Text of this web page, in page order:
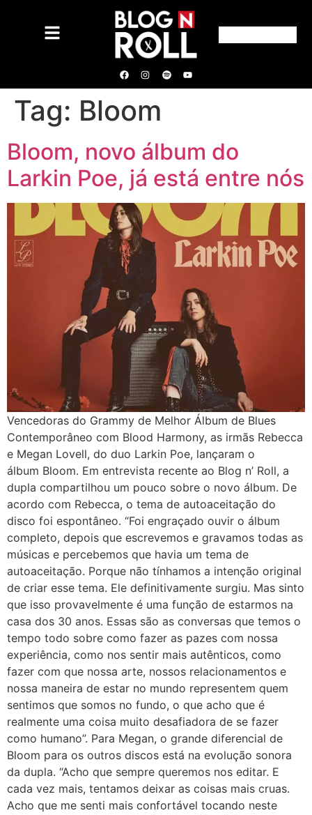
Tag: Bloom
Bloom, novo álbum do
Larkin Poe, já está entre nós
Vencedoras do Grammy de Melhor Álbum de Blues
Contemporâneo com Blood Harmony, as irmãs Rebecca
e Megan Lovell, do duo Larkin Poe, lançaram o
álbum Bloom. Em entrevista recente ao Blog n’ Roll, a
dupla compartilhou um pouco sobre o novo álbum. De
acordo com Rebecca, o tema de autoaceitação do
disco foi espontâneo. “Foi engraçado ouvir o álbum
completo, depois que escrevemos e gravamos todas as
músicas e percebemos que havia um tema de
autoaceitação. Porque não tínhamos a intenção original
de criar esse tema. Ele definitivamente surgiu. Mas sinto
que isso provavelmente é uma função de estarmos na
casa dos 30 anos. Essas são as conversas que temos o
tempo todo sobre como fazer as pazes com nossa
experiência, como nos sentir mais autênticos, como
fazer com que nossa arte, nossos relacionamentos e
nossa maneira de estar no mundo representem quem
sentimos que somos no fundo, o que acho que é
realmente uma coisa muito desafiadora de se fazer
como humano”. Para Megan, o grande diferencial de
Bloom para os outros discos está na evolução sonora
da dupla. “Acho que sempre queremos nos editar. E
cada vez mais, tentamos deixar as coisas mais cruas.
Acho que me senti mais confortável tocando neste